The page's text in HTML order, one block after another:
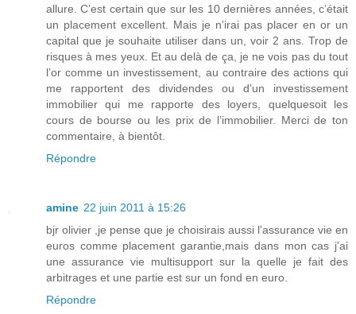
allure. C’est certain que sur les 10 dernières années, c’était
un placement excellent. Mais je n’irai pas placer en or un
capital que je souhaite utiliser dans un, voir 2 ans. Trop de
risques à mes yeux. Et au delà de ça, je ne vois pas du tout
l’or comme un investissement, au contraire des actions qui
me rapportent des dividendes ou d’un investissement
immobilier qui me rapporte des loyers, quelquesoit les
cours de bourse ou les prix de l’immobilier. Merci de ton
commentaire, à bientôt.
Répondre
amine 22 juin 2011 à 15:26
bjr olivier ,je pense que je choisirais aussi l'assurance vie en
euros comme placement garantie,mais dans mon cas j'ai
une assurance vie multisupport sur la quelle je fait des
arbitrages et une partie est sur un fond en euro.
Répondre